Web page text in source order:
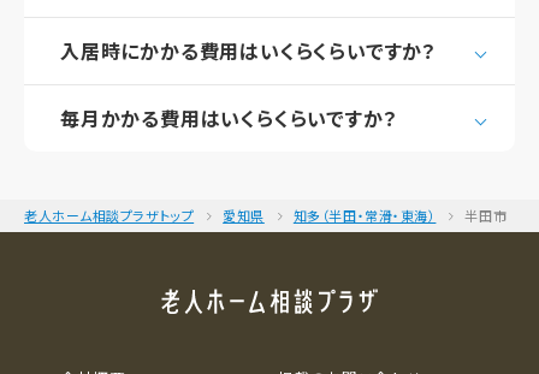
入居時にかかる費用はいくらくらいですか？
毎月かかる費用はいくらくらいですか？
老人ホーム相談プラザトップ 愛知県 知多（半田・常滑・東海） 半田市